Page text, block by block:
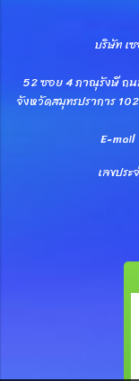
บริษัท เ
52 ซอย 4 ภาณุรังษี ถ
จังหวัดสมุทรปราการ
E-
เลขปร